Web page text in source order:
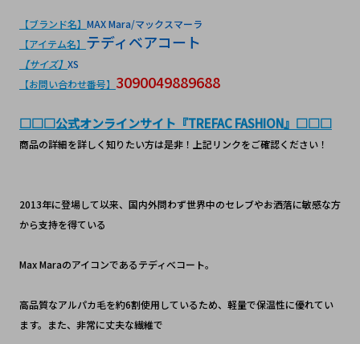
【ブランド名】 MAX Mara/マックスマーラ
【アイテム名】 テディベアコート
【サイズ】 XS
【お問い合わせ番号】 3090049889688
□□□公式オンラインサイト『TREFAC FASHION』□□□
商品の詳細を詳しく知りたい方は是非！上記リンクをご確認ください！
2013年に登場して以来、国内外問わず世界中のセレブやお洒落に敏感な方
から支持を得ている
Max Maraのアイコンであるテディべコート。
高品質なアルパカ毛を約6割使用しているため、軽量で保温性に優れてい
ます。また、非常に丈夫な繊維で